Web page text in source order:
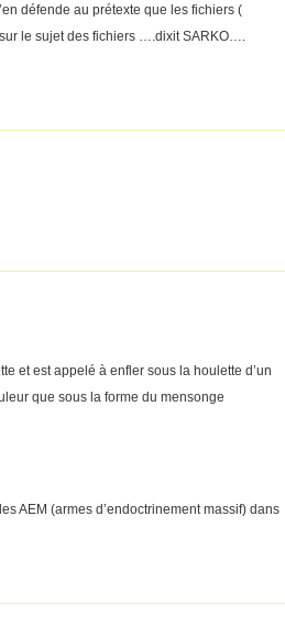
défende au prétexte que les fichiers (
le sujet des fichiers ….dixit SARKO….
et est appelé à enfler sous la houlette d’un
que sous la forme du mensonge
AEM (armes d’endoctrinement massif) dans